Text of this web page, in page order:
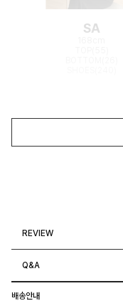
SA
REVIEW
Q&A
배송안내